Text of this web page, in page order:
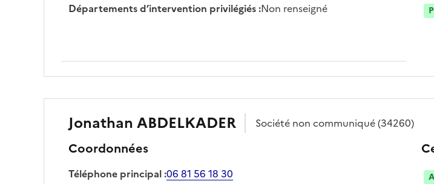
Départements d’intervention privilégiés:Non renseigné
JonathanABDELKADER Société non communiqué(34260)
Coordonnées
Téléphone principal:06 81 56 18 30